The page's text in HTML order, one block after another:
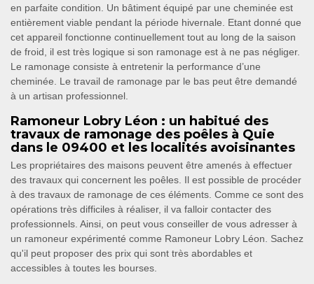
en parfaite condition. Un bâtiment équipé par une cheminée est
entièrement viable pendant la période hivernale. Etant donné que
cet appareil fonctionne continuellement tout au long de la saison
de froid, il est très logique si son ramonage est à ne pas négliger.
Le ramonage consiste à entretenir la performance d’une
cheminée. Le travail de ramonage par le bas peut être demandé
à un artisan professionnel.
Ramoneur Lobry Léon : un habitué des
travaux de ramonage des poêles à Quie
dans le 09400 et les localités avoisinantes
Les propriétaires des maisons peuvent être amenés à effectuer
des travaux qui concernent les poêles. Il est possible de procéder
à des travaux de ramonage de ces éléments. Comme ce sont des
opérations très difficiles à réaliser, il va falloir contacter des
professionnels. Ainsi, on peut vous conseiller de vous adresser à
un ramoneur expérimenté comme Ramoneur Lobry Léon. Sachez
qu'il peut proposer des prix qui sont très abordables et
accessibles à toutes les bourses.